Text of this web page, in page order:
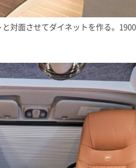
対面させてダイネットを作る。